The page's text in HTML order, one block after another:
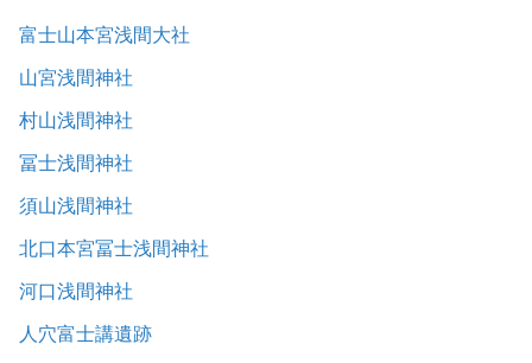
富士山本宮浅間大社
山宮浅間神社
村山浅間神社
冨士浅間神社
須山浅間神社
北口本宮冨士浅間神社
河口浅間神社
人穴富士講遺跡